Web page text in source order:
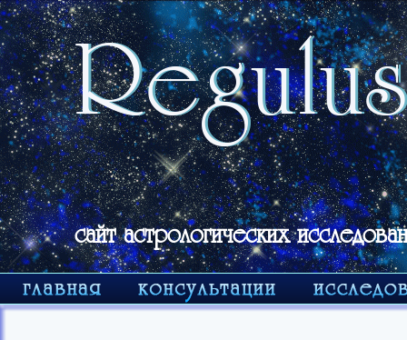
сайт астрологических